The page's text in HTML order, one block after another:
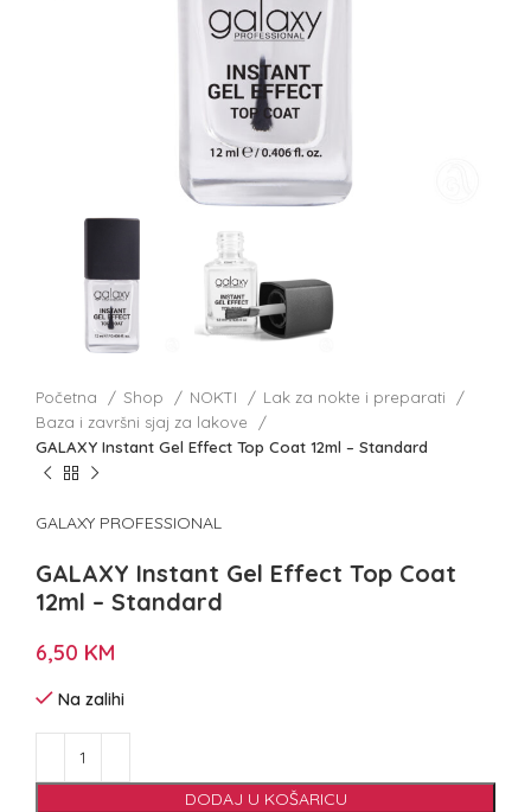
Početna Shop NOKTI
Lak za nokte i preparati
Baza i završni sjaj za lakove
GALAXY Instant Gel Effect Top Coat 12ml – Standard
GALAXY PROFESSIONAL
GALAXY Instant Gel Effect Top Coat
12ml – Standard
6,50 KM
Na zalihi
DODAJ U KOŠARICU